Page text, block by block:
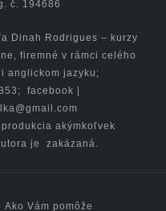
č. 194686
Dinah Rodrigues – kurzy
firemné v rámci celého
anglickom jazyku;
facebook
akýmkoľvek
je zakázaná.
Ako Vám pomôže